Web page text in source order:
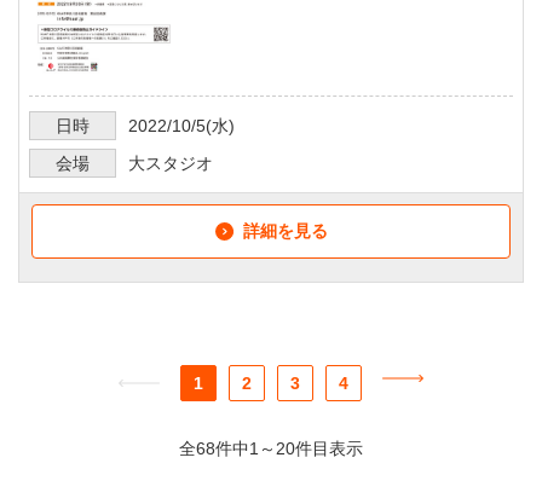
日時 2022/10/5(水)
会場
大スタジオ
詳細を見る
1 2 3 4
全68件中1～20件目表示